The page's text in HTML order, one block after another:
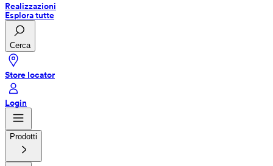
Realizzazioni
Esplora tutte
Cerca
Store locator
Login
Prodotti